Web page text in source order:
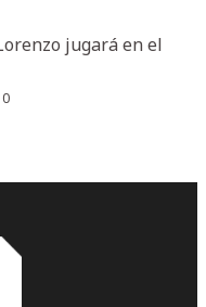
jugará en el